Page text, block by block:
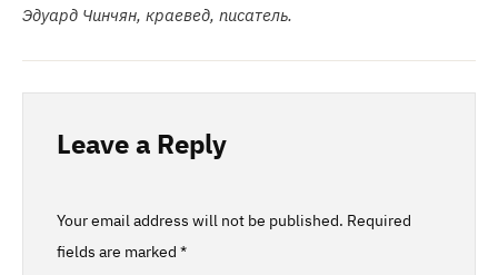
Эдуард Чинчян, краевед, писатель.
Leave a Reply
Your email address will not be published. Required
fields are marked *